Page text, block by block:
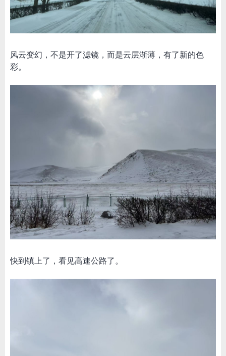
风云变幻，不是开了滤镜，而是云层渐薄，有了新的色
彩。
快到镇上了，看见高速公路了。